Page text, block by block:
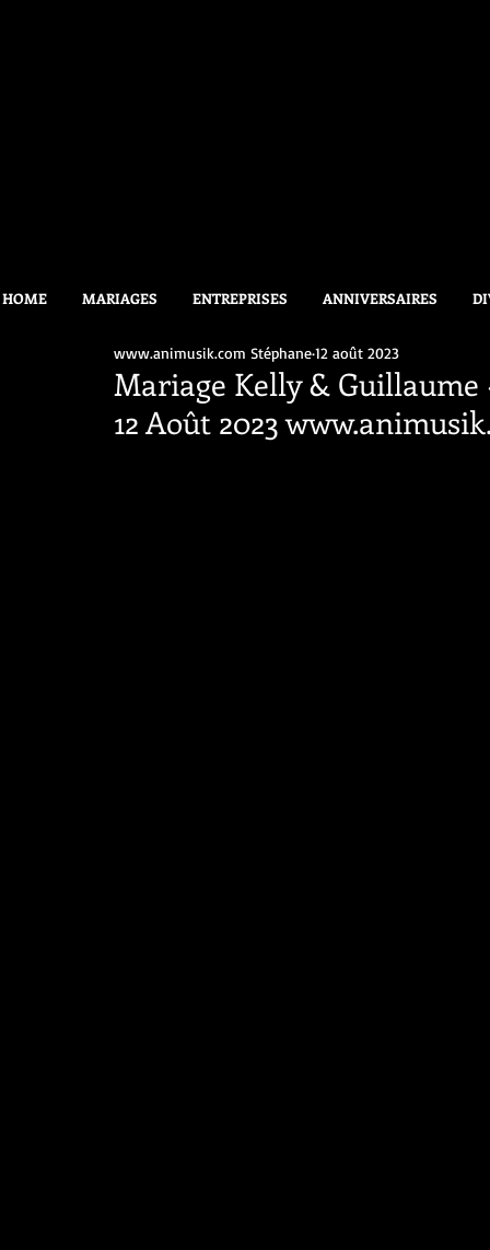
HOME MARIAGES ENTREPRISES ANNIVERSAIRES
Mariage Kelly & Guillaume
12 Août 2023
www.animusik.com Stéphane12 août 2023